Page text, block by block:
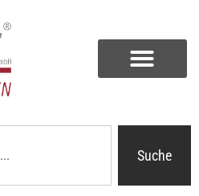
Suche